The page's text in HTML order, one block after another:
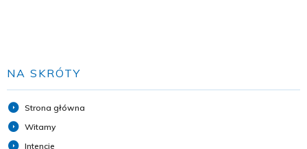
NA SKRÓTY
Strona główna
Witamy
Intencje